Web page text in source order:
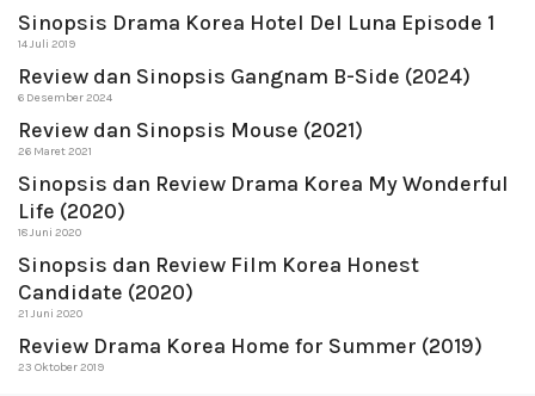
Sinopsis Drama Korea Hotel Del Luna Episode 1
14 Juli 2019
Review dan Sinopsis Gangnam B-Side (2024)
6 Desember 2024
Review dan Sinopsis Mouse (2021)
26 Maret 2021
Sinopsis dan Review Drama Korea My Wonderful
Life (2020)
18 Juni 2020
Sinopsis dan Review Film Korea Honest
Candidate (2020)
21 Juni 2020
Review Drama Korea Home for Summer (2019)
23 Oktober 2019